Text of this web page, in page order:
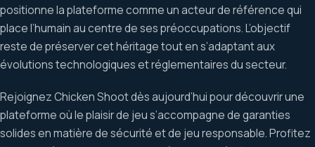
positionne la plateforme comme un acteur de référence qui
place l’humain au centre de ses préoccupations. L’objectif
reste de préserver cet héritage tout en s’adaptant aux
évolutions technologiques et réglementaires du secteur.
Rejoignez Chicken Shoot dès aujourd’hui pour découvrir une
plateforme où le plaisir de jeu s’accompagne de garanties
solides en matière de sécurité et de jeu responsable. Profitez